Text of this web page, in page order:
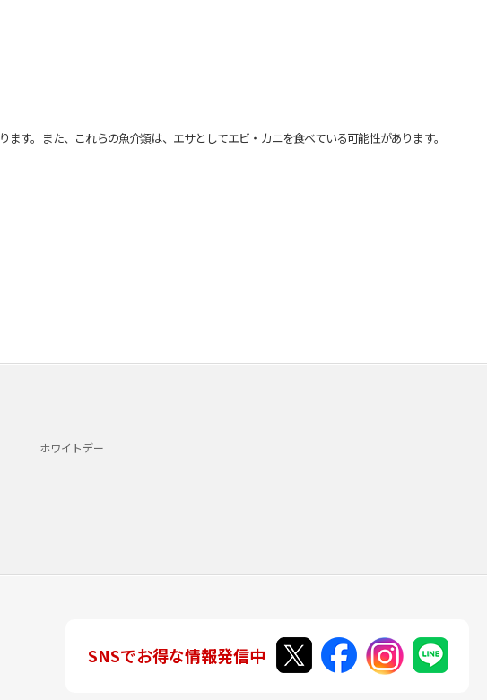
す。また、これらの魚介類は、エサとしてエビ・カニを食べている可能性があります。
ホワイトデー
SNSでお得な情報発信中